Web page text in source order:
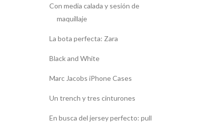
Con media calada y sesión de
maquillaje
La bota perfecta: Zara
Black and White
Marc Jacobs iPhone Cases
Un trench y tres cinturones
En busca del jersey perfecto: pull